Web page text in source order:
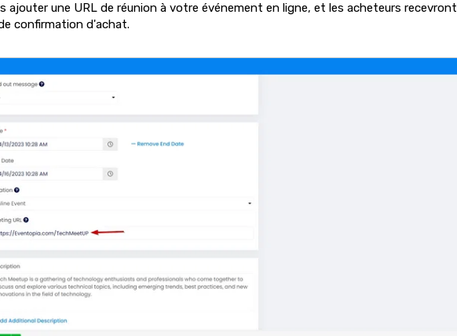
ajouter une URL de réunion à votre événement en ligne, et les acheteurs recevront
confirmation d'achat.